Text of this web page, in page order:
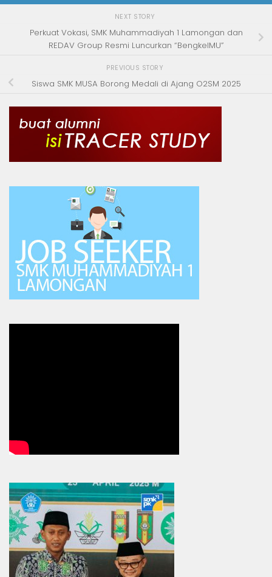
NEXT STORY
Perkuat Vokasi, SMK Muhammadiyah 1 Lamongan dan
REDAV Group Resmi Luncurkan “BengkelMU”
PREVIOUS STORY
Siswa SMK MUSA Borong Medali di Ajang O2SM 2025